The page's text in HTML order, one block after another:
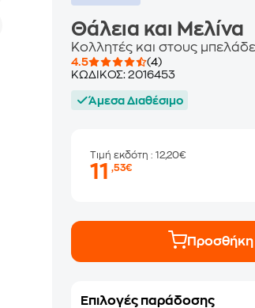
Θάλεια και Μελίνα
Κολλητές και στους
4.5
(4)
ΚΩΔΙΚΟΣ:2016453
Άμεσα Διαθέσιμο
Τιμή εκδότη: 12,20€
11,53€
Προσθήκη
Επιλογές παράδοσης